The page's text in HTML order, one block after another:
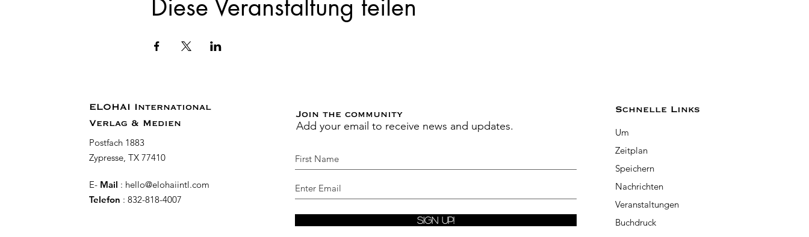
Diese Veranstaltung teilen
ELOHAI International
Verlag & Medien
Postfach 1883
Zypresse, TX 77410
E- Mail : hello@elohaiintl.com
Telefon : 832-818-4007
Join the community
Add your email to receive news and updates.
Sign Up!
Schnelle Links
Um
Zeitplan
Speichern
Nachrichten
Veranstaltungen
Buchdruck